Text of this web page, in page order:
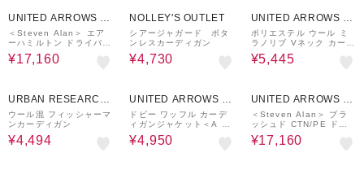
UNITED ARROWS O
UTLET
＜Steven Alan＞ エア
ーハミルトン ドライバー
ズ ニット
¥17,160
NOLLEY'S OUTLET
シアージャガード ボタ
ンレスカーディガン
¥4,730
UNITED ARROWS O
UTLET
ポリエステル ウール ミ
ラノリブ Vネック カーデ
ィガン
¥5,445
URBAN RESEARCH
ware house
ウール混 フィッシャーマ
ンカーディガン
¥4,494
UNITED ARROWS O
UTLET
ドビー ワッフル カーデ
ィガンジャケット＜A DA
Y IN THE LIFE＞
¥4,950
UNITED ARROWS O
UTLET
＜Steven Alan＞ ブラ
ッシュド CTN/PE ドラ
イバーズ ニット ブルゾ
ン
¥17,160